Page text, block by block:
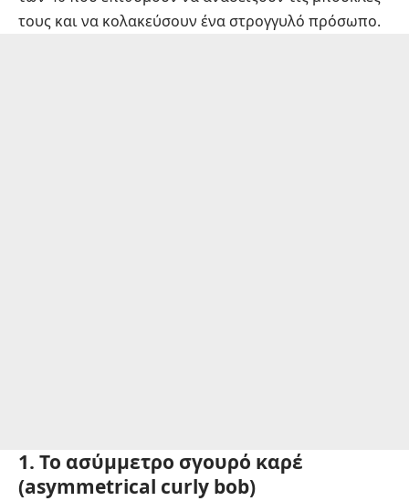
τους και να κολακεύσουν ένα στρογγυλό πρόσωπο.
1. Το ασύμμετρο σγουρό καρέ
(asymmetrical curly bob)